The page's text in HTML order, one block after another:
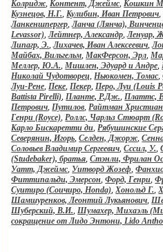
Колридж,Контент, Джеймс,Кошкин
Кузнецов, Н.Г.,Кулибин, Иван Петрович,
Ланкеншпергер,Ланча (Лянча),
Levassor),Лейтнер, Александр,Ленуар,
Липагр, Э.,Лихачев, Иван Алексеевич,
Майбах, Вильгельм,МакФерсон, Эрл,
Меллер, Ю.А.,Мишлен, Эдуард и Андре,
Николай Чудотворец,Ньюкомен, Томас,
Луи-Рене,Пеке,Пекер,Перо, Луи (Louis
Battista Pirelli),Планте, Р.Дж.,Платтс,
Петрович,Путилов,Райтман Христиан
Генри (Royce),Роллс, Чарльз Стюарт
Карло Бискаретти ди,Рябушинские
Северянин, Игорь,Селден, Джорж,
Соловьев Владимир Сергеевич,Сссил, У.,
(Studebaker), братья,Стэнли, Фрилан
Уатт, Джеймс, Уитворд Жозеф,
Фиттипальди, Эмерсон,Форд, Генри,
Суитиро (Соичиро, Honda),Хонольд Г.,
Шамшуренков, Леонтий Лукьянович,
Шуберский, В.И.,Шумахер, Михаэль
сокращение от Лидо Энтони, Lido